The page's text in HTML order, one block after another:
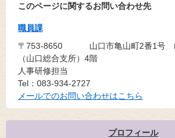
このページに関するお問い合わせ先
職員課
〒753-8650
山口市亀山町2番1号
（山口総合支所）4階
人事研修担当
Tel：083-934-2727
メールでのお問い合わせはこちら
プロフィール